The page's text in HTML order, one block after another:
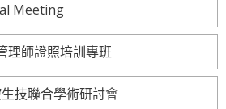
Meeting
理師證照培訓專班
技聯合學術研討會